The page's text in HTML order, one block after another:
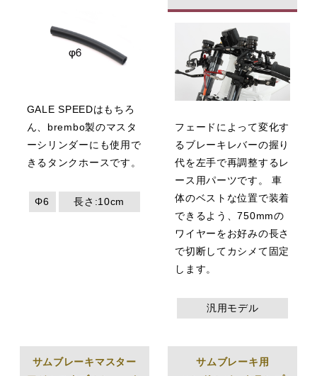
GALE SPEEDはもちろ
ん、brembo製のマスタ
ーシリンダーにも使用で
きるタンクホースです。
Φ6 長さ:10cm
フェードによって変化す
るブレーキレバーの握り
代を左手で再調整するレ
ース用パーツです。 車
体のベストな位置で装着
できるよう、750mmの
ワイヤーをお好みの長さ
で切断してカシメて固定
します。
汎用モデル
サムブレーキマスター
サムブレーキ用